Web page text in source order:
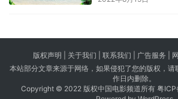
版权声明 | 关于我们 联系我们 | 广告服务 |
本站部分文章来源于网络，如果侵犯了您的版权，
作日内删除。
Copyright © 2022 版权中国电影频道所有 粤